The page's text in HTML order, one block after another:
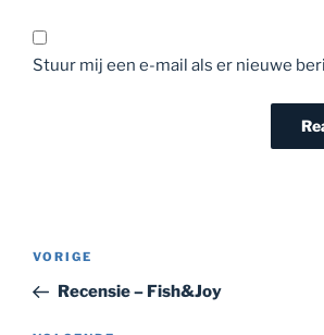
Stuur mij een e-mail als er nieuwe
Bericht
Vorig
bericht
VORIGE
Recensie – Fish&Joy